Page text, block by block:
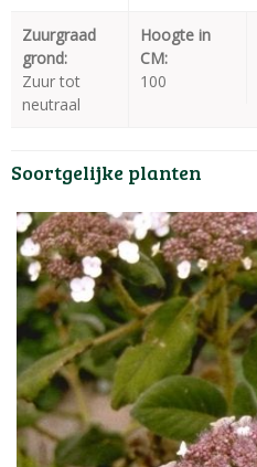
Zuurgraad
grond:
Zuur tot
neutraal
Hoogte in
CM:
100
Soortgelijke planten